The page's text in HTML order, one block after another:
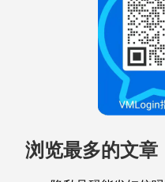
浏览最多的文章